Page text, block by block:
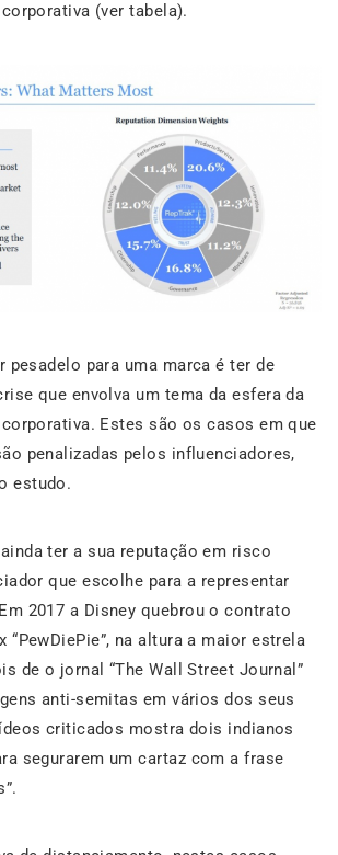
(ver tabela).
pesadelo para uma marca é ter de
que envolva um tema da esfera da
Estes são os casos em que
penalizadas pelos influenciadores,
estudo.
ter a sua reputação em risco
que escolhe para a representar
2017 a Disney quebrou o contrato
“PewDiePie”, na altura a maior estrela
de o jornal “The Wall Street Journal”
anti-semitas em vários dos seus
criticados mostra dois indianos
segurarem um cartaz com a frase